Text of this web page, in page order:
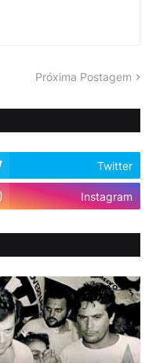
Próxima Postagem
Twitter
Instagram